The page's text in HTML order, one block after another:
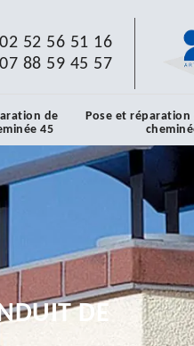
02 52 56 51 16
07 88 59 45 57
de
45
Pose et réparation
DE